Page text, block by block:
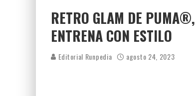
RETRO GLAM DE PUMA®,
ENTRENA CON ESTILO
Editorial Runpedia agosto 24, 2023